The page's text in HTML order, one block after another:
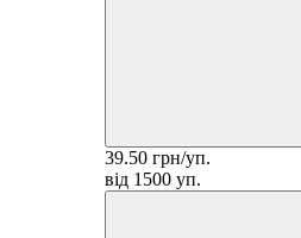
39.50 грн/уп.
від 1500 уп.